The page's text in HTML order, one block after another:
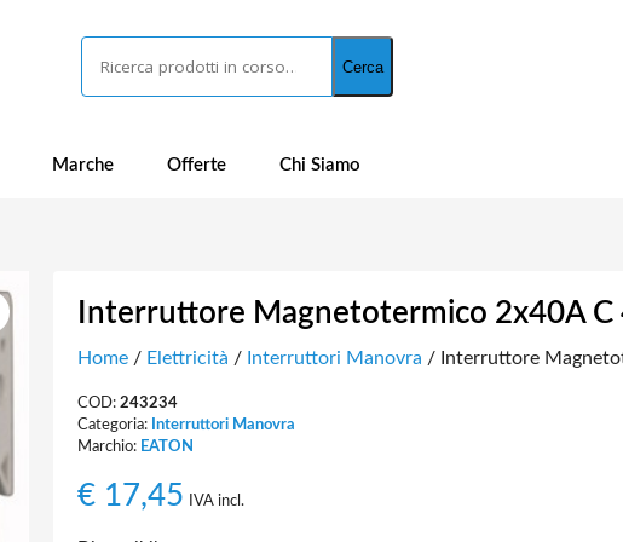
Cerca
Marche Offerte Chi Siamo
Interruttore Magnetotermico 2x40A
Home/ Elettricità / Interruttori Manovra / Interruttore
COD: 243234
Categoria: Interruttori Manovra
Marchio: EATON
€17,45 IVA incl.